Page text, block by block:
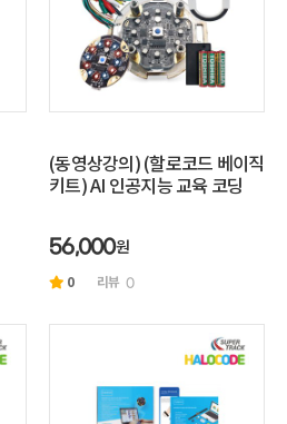
(동영상강의) (할로코드 베이직
키트) AI 인공지능 교육 코딩
56,000원
0 리뷰 0